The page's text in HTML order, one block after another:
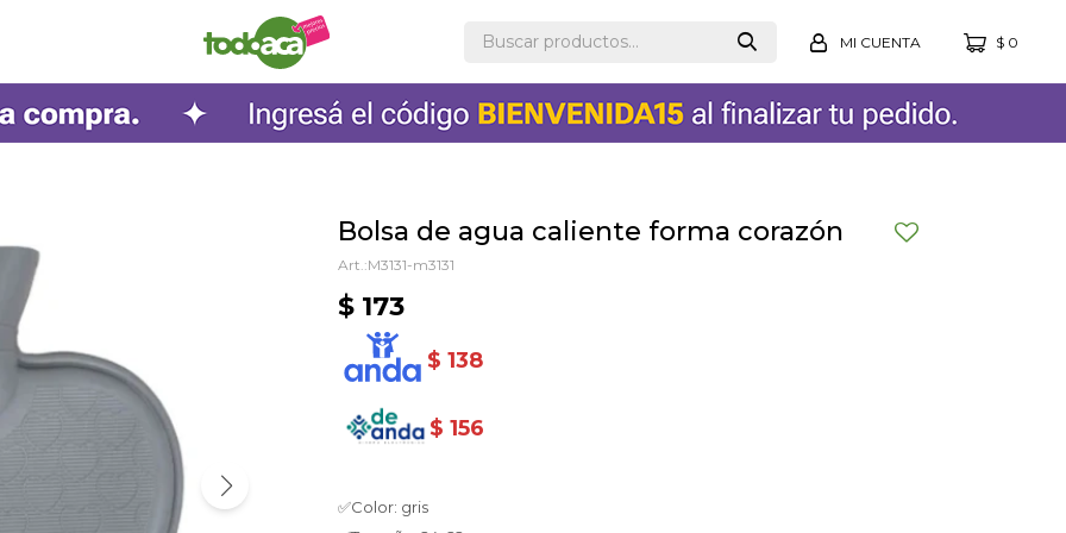
$ 0
Bolsa de agua caliente forma corazón
M3131-m3131
$ 173
$ 138
$ 156
✅Color: gris